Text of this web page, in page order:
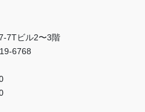
7Tビル2〜3階
6768